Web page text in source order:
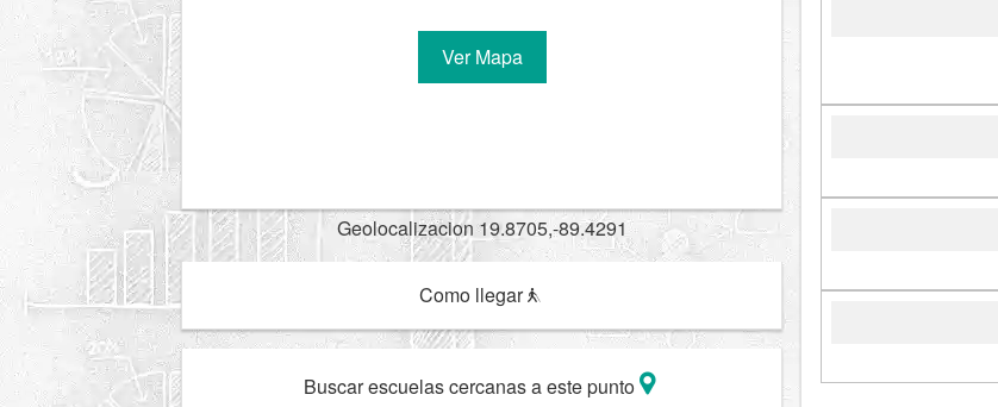
Ver Mapa
Geolocalizacion 19.8705,-89.4291
Como llegar
Buscar escuelas cercanas a este punto